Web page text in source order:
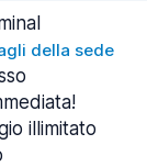
della sede
illimitato